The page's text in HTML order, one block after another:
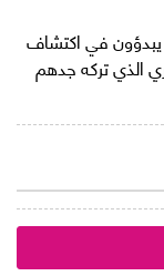
يبدؤون في اكتشاف
الذي تركه جدهم